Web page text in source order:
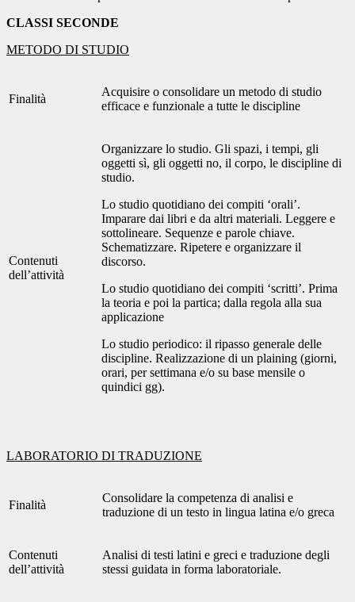
CLASSI SECONDE
METODO DI STUDIO
Finalità
Acquisire o consolidare un metodo di studio
efficace e funzionale a tutte le discipline
Contenuti
dell’attività
Organizzare lo studio. Gli spazi, i tempi, gli
oggetti sì, gli oggetti no, il corpo, le discipline di
studio.
Lo studio quotidiano dei compiti ‘orali’.
Imparare dai libri e da altri materiali. Leggere e
sottolineare. Sequenze e parole chiave.
Schematizzare. Ripetere e organizzare il
discorso.
Lo studio quotidiano dei compiti ‘scritti’. Prima
la teoria e poi la partica; dalla regola alla sua
applicazione
Lo studio periodico: il ripasso generale delle
discipline. Realizzazione di un plaining (giorni,
orari, per settimana e/o su base mensile o
quindici gg).
LABORATORIO DI TRADUZIONE
Finalità
Consolidare la competenza di analisi e
traduzione di un testo in lingua latina e/o greca
Contenuti
dell’attività
Analisi di testi latini e greci e traduzione degli
stessi guidata in forma laboratoriale.